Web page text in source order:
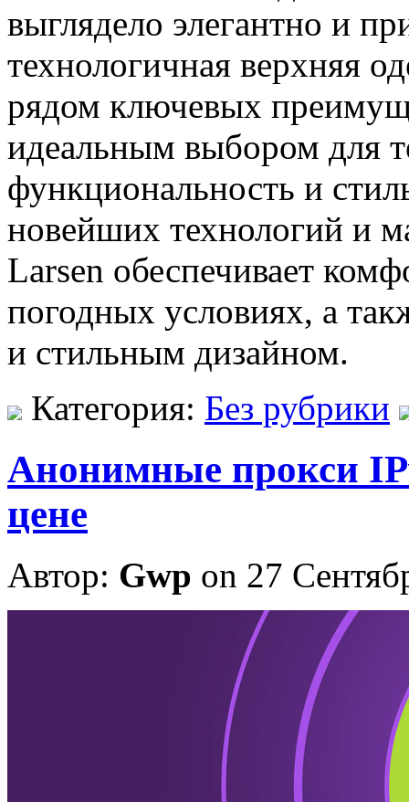
выглядело элегантно и
технологичная верхняя
рядом ключевых
идеальным выбором для
функциональность и
новейших технологий и
Larsen обеспечивает
погодных условиях, а
и стильным дизайном.
Категория: Без рубрики
Анонимные прокси
цене
Автор: Gwp on 27